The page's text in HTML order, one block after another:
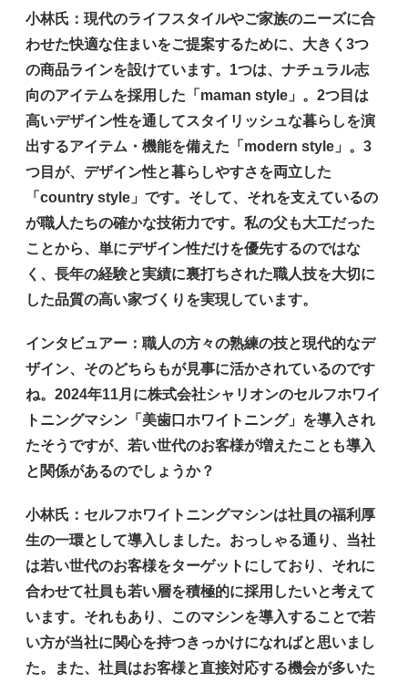
小林氏 ：現代のライフスタイルやご家族のニーズに合
わせた快適な住まいをご提案するために、大きく3つ
の商品ラインを設けています。1つは、ナチュラル志
向のアイテムを採用した「maman style」。2つ目は
高いデザイン性を通してスタイリッシュな暮らしを演
出するアイテム・機能を備えた「modern style」。3
つ目が、デザイン性と暮らしやすさを両立した
「country style」です。そして、それを支えているの
が職人たちの確かな技術力です。私の父も大工だった
ことから、単にデザイン性だけを優先するのではな
く、長年の経験と実績に裏打ちされた職人技を大切に
した品質の高い家づくりを実現しています。
インタビュアー ：職人の方々の熟練の技と現代的なデ
ザイン、そのどちらもが見事に活かされているのです
ね。2024年11月に株式会社シャリオンのセルフホワイ
トニングマシン「美歯口ホワイトニング」を導入され
たそうですが、若い世代のお客様が増えたことも導入
と関係があるのでしょうか？
小林氏 ：セルフホワイトニングマシンは社員の福利厚
生の一環として導入しました。おっしゃる通り、当社
は若い世代のお客様をターゲットにしており、それに
合わせて社員も若い層を積極的に採用したいと考えて
います。それもあり、このマシンを導入することで若
い方が当社に関心を持つきっかけになればと思いまし
た。また、社員はお客様と直接対応する機会が多いた